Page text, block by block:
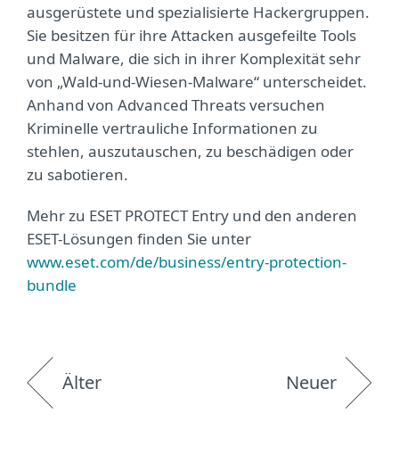
ausgerüstete und spezialisierte Hackergruppen.
Sie besitzen für ihre Attacken ausgefeilte Tools
und Malware, die sich in ihrer Komplexität sehr
von „Wald-und-Wiesen-Malware“ unterscheidet.
Anhand von Advanced Threats versuchen
Kriminelle vertrauliche Informationen zu
stehlen, auszutauschen, zu beschädigen oder
zu sabotieren.
Mehr zu ESET PROTECT Entry und den anderen
ESET-Lösungen finden Sie unter
www.eset.com/de/business/entry-protection-
bundle
Älter Neuer